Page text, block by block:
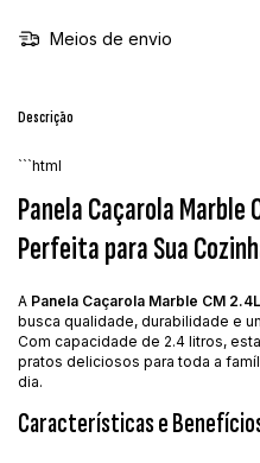
Meios de envio
Descrição
```html
Panela Caçarola Marble
Perfeita para Sua
A Panela Caçarola Marble CM
busca qualidade, durabilidade e
Com capacidade de 2.4 litros,
pratos deliciosos para toda a
dia.
Características e